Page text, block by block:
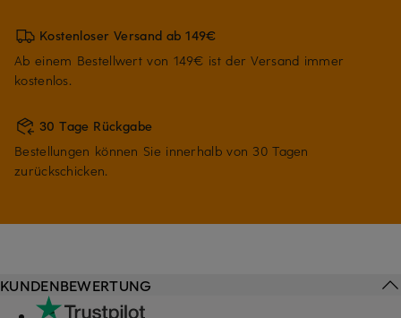
Kostenloser Versand ab 149€
Ab einem Bestellwert von 149€ ist der Versand immer
kostenlos.
30 Tage Rückgabe
Bestellungen können Sie innerhalb von 30 Tagen
zurückschicken.
KUNDENBEWERTUNG